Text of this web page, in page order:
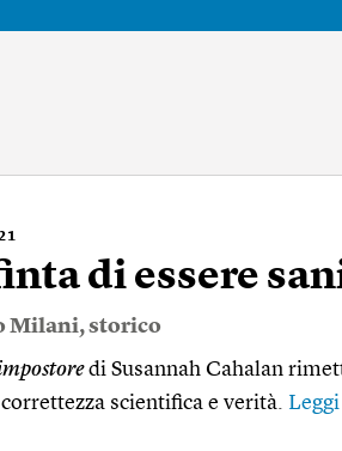
di essere
Milani, storico
di Susannah Cahalan
scientifica e verità. Leggi